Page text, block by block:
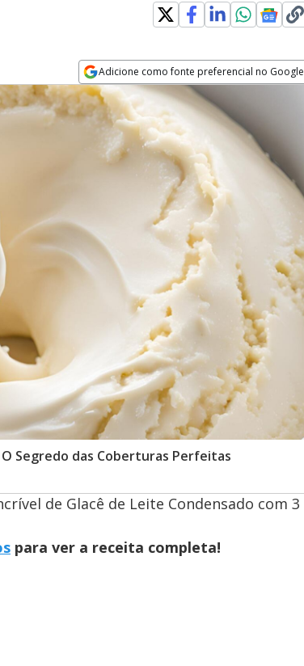
Adicione como fonte preferencial no Google
Opens in new window
Segredo das Coberturas Perfeitas
de Glacê de Leite Condensado com 3
para ver a receita completa!